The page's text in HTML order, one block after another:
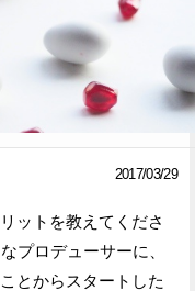
索
Twitter
ェ
ア
2017/03/29
ットを教えてくださ
プロデューサーに、
とからスタートした